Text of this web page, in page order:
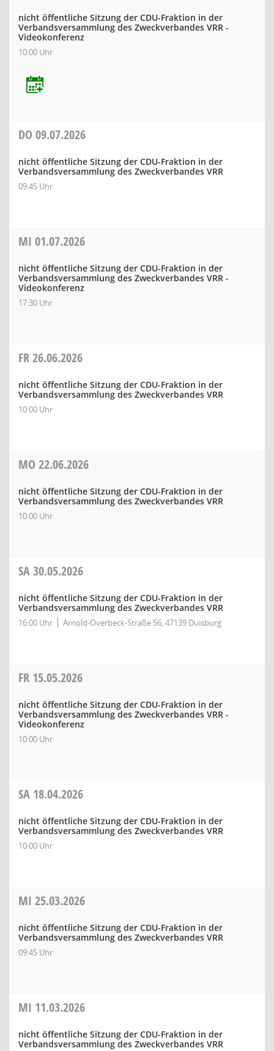
nicht öffentliche Sitzung der CDU-Fraktion in der
Verbandsversammlung des Zweckverbandes VRR -
Videokonferenz
10:00 Uhr
DO 09.07.2026
nicht öffentliche Sitzung der CDU-Fraktion in der
Verbandsversammlung des Zweckverbandes VRR
09:45 Uhr
MI 01.07.2026
nicht öffentliche Sitzung der CDU-Fraktion in der
Verbandsversammlung des Zweckverbandes VRR -
Videokonferenz
17:30 Uhr
FR26.06.2026
nicht öffentliche Sitzung der CDU-Fraktion in der
Verbandsversammlung des Zweckverbandes VRR
10:00 Uhr
MO 22.06.2026
nicht öffentliche Sitzung der CDU-Fraktion in der
Verbandsversammlung des Zweckverbandes VRR
10:00 Uhr
SA30.05.2026
nicht öffentliche Sitzung der CDU-Fraktion in der
Verbandsversammlung des Zweckverbandes VRR
16:00 Uhr Arnold-Overbeck-Straße 56, 47139 Duisburg
FR 15.05.2026
nicht öffentliche Sitzung der CDU-Fraktion in der
Verbandsversammlung des Zweckverbandes VRR -
Videokonferenz
10:00 Uhr
SA 18.04.2026
nicht öffentliche Sitzung der CDU-Fraktion in der
Verbandsversammlung des Zweckverbandes VRR
10:00 Uhr
MI 25.03.2026
nicht öffentliche Sitzung der CDU-Fraktion in der
Verbandsversammlung des Zweckverbandes VRR
09:45 Uhr
MI 11.03.2026
nicht öffentliche Sitzung der CDU-Fraktion in der
Verbandsversammlung des Zweckverbandes VRR